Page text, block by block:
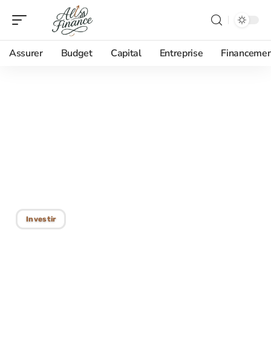
Assurer Budget Capital Entreprise
Investir